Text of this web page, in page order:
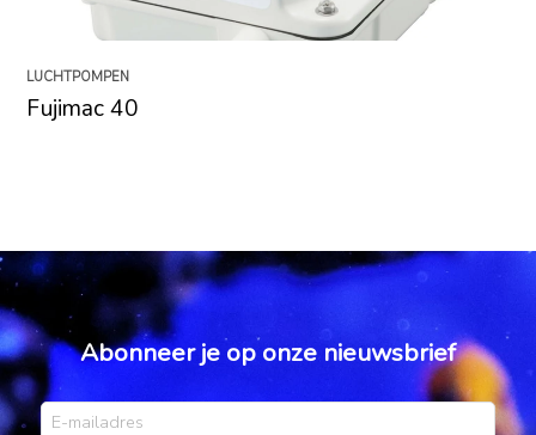
LUCHTPOMPEN
Fujimac 40
Abonneer je op onze nieuwsbrief
E-mailadres